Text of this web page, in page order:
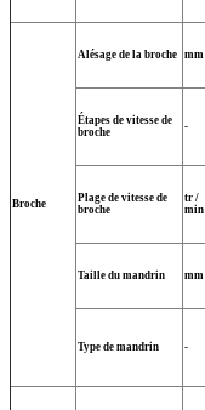
Broche
Alésage de la broche mm
Étapes de vitesse de
broche
-
Plage de vitesse de
broche
tr /
min
Taille du mandrin mm
Type de mandrin -